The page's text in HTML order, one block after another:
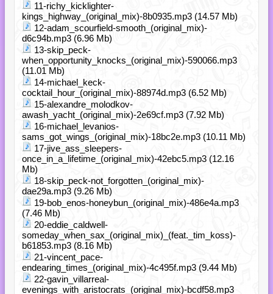
11-richy_kicklighter-
kings_highway_(original_mix)-8b0935.mp3 (14.57 Mb)
12-adam_scourfield-smooth_(original_mix)-
d6c94b.mp3 (6.96 Mb)
13-skip_peck-
when_opportunity_knocks_(original_mix)-590066.mp3
(11.01 Mb)
14-michael_keck-
cocktail_hour_(original_mix)-88974d.mp3 (6.52 Mb)
15-alexandre_molodkov-
awash_yacht_(original_mix)-2e69cf.mp3 (7.92 Mb)
16-michael_levanios-
sams_got_wings_(original_mix)-18bc2e.mp3 (10.11 Mb)
17-jive_ass_sleepers-
once_in_a_lifetime_(original_mix)-42ebc5.mp3 (12.16
Mb)
18-skip_peck-not_forgotten_(original_mix)-
dae29a.mp3 (9.26 Mb)
19-bob_enos-honeybun_(original_mix)-486e4a.mp3
(7.46 Mb)
20-eddie_caldwell-
someday_when_sax_(original_mix)_(feat._tim_koss)-
b61853.mp3 (8.16 Mb)
21-vincent_pace-
endearing_times_(original_mix)-4c495f.mp3 (9.44 Mb)
22-gavin_villarreal-
evenings_with_aristocrats_(original_mix)-bcdf58.mp3